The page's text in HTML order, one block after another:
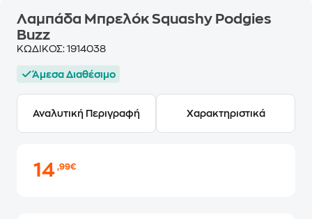
Λαμπάδα Μπρελόκ Squashy Podgies
Buzz
ΚΩΔΙΚΟΣ: 1914038
Άμεσα Διαθέσιμο
Αναλυτική Περιγραφή Χαρακτηριστικά
14,99€